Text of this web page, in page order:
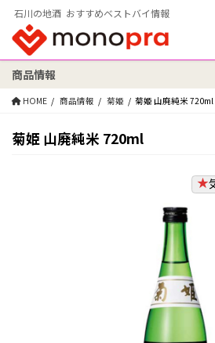
石川の地酒 おすすめベストバイ情報
検索:
商品情報
HOME 商品情報 菊姫 菊姫 山廃純米 720ml
菊姫 山廃純米 720ml